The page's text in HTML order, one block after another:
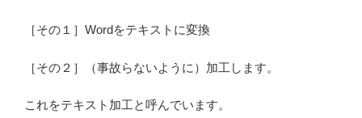
［その１］Wordをテキストに変換
［その２］（事故らないように）加工します。
これをテキスト加工と呼んでいます。